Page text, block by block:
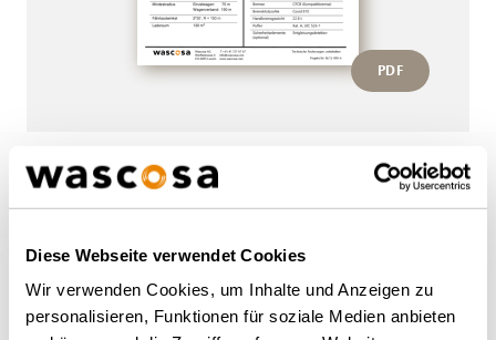
Diese Webseite verwendet Cookies
Wir verwenden Cookies, um Inhalte und Anzeigen zu
personalisieren, Funktionen für soziale Medien anbieten
PDF
Weitere Wagen von diesem
Typ
ZURÜCK ZUR ÜBERSICHT